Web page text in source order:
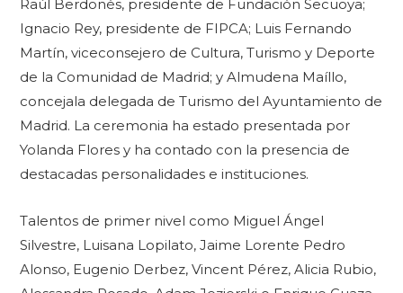
Raúl Berdonés, presidente de Fundación Secuoya;
Ignacio Rey, presidente de FIPCA; Luis Fernando
Martín, viceconsejero de Cultura, Turismo y Deporte
de la Comunidad de Madrid; y Almudena Maíllo,
concejala delegada de Turismo del Ayuntamiento de
Madrid. La ceremonia ha estado presentada por
Yolanda Flores y ha contado con la presencia de
destacadas personalidades e instituciones.
Talentos de primer nivel como Miguel Ángel
Silvestre, Luisana Lopilato, Jaime Lorente Pedro
Alonso, Eugenio Derbez, Vincent Pérez, Alicia Rubio,